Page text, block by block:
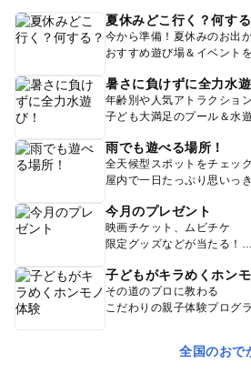
夏休みどこ行く？何する
今から準備！夏休みのお出
おすすめ遊び場＆イベント
暑さに負けずに全力水遊
年齢別や人気アトラクショ
子ども大満足のプール＆水
雨でも遊べる場所！
全天候型スポットをチェック
屋内で一日たっぷり思いっ
今月のプレゼント
映画チケット、ムビチケ
限定グッズなどが当たる！
子どもがキラめくホン
その道のプロに教わる
こだわりの親子体験プログ
全国のおで